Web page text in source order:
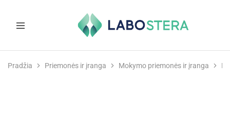
ir
Pradžia Priemonės ir įranga Mokymo priemonės ir įranga